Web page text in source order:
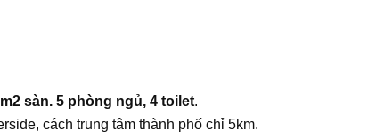
sàn. 5 phòng ngủ, 4 toilet.
cách trung tâm thành phố chỉ 5km.